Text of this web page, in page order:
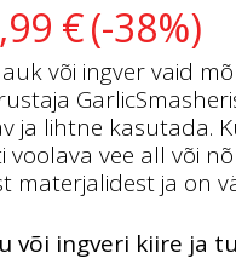
€.
€Current
price
is:
20,99 €.
(-38%)
või ingver vaid
ja lihtne kasutada.
voolava vee all või
materjalidest ja on
või ingveri kiire ja